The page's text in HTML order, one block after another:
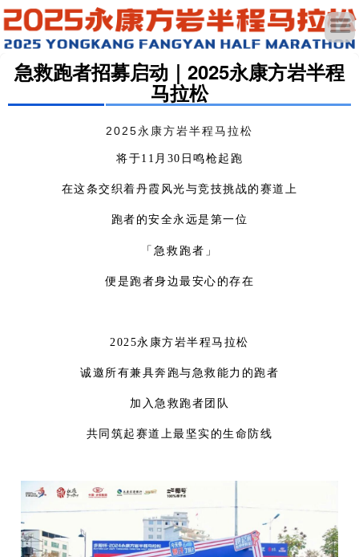
急救跑者招募启动｜2025永康方岩半程
马拉松
2025永康方岩半程马拉松
将于11月30日鸣枪起跑
在这条交织着丹霞风光与竞技挑战的赛道上
跑者的安全永远是第一位
「 急救跑者」
便是跑者身边最安心的存在
2025永康方岩半程马拉松
诚邀所有兼具奔跑与急救能力的跑者
加入急救跑者团队
共同筑起赛道上最坚实的生命防线